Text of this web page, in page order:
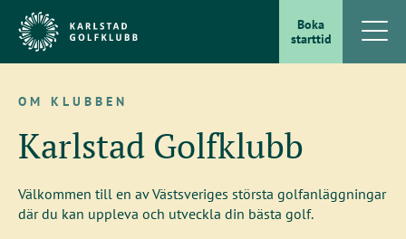
Boka
starttid
OM KLUBBEN
Karlstad Golfklubb
Välkommen till en av Västsveriges största golfanläggningar
där du kan uppleva och utveckla din bästa golf.